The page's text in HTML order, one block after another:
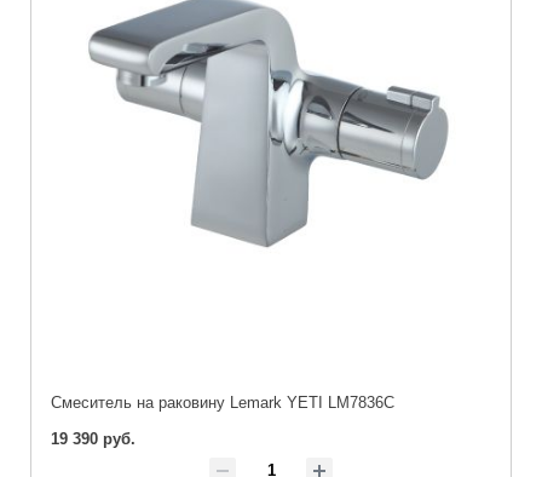
Cмеситель на раковину Lemark YETI LM7836C
19 390 руб.